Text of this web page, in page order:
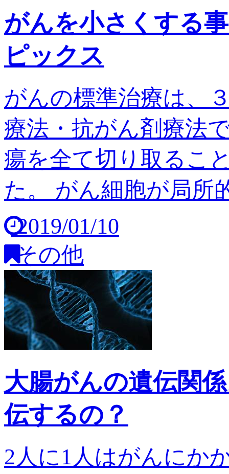
がんを小さくする
ピックス
がんの標準治療は、
療法・抗がん剤療法
瘍を全て切り取るこ
た。 がん細胞が局所
2019/01/10
その他
大腸がんの遺伝関
伝するの？
2人に1人はがんにか